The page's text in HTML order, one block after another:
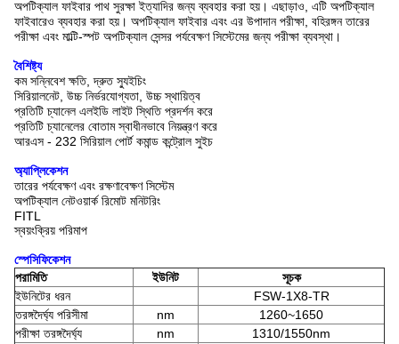
অপটিক্যাল ফাইবার পাথ সুরক্ষা ইত্যাদির জন্য ব্যবহার করা হয়। এছাড়াও, এটি অপটিক্যাল
ফাইবারেও ব্যবহার করা হয়। অপটিক্যাল ফাইবার এবং এর উপাদান পরীক্ষা, বহিরঙ্গন তারের
পরীক্ষা এবং মাল্টি-স্পট অপটিক্যাল সেন্সর পর্যবেক্ষণ সিস্টেমের জন্য পরীক্ষা ব্যবস্থা।
বৈশিষ্ট্য
কম সন্নিবেশ ক্ষতি, দ্রুত স্যুইচিং
সিরিয়ালনেট, উচ্চ নির্ভরযোগ্যতা, উচ্চ স্থায়িত্ব
প্রতিটি চ্যানেল এলইডি লাইট স্থিতি প্রদর্শন করে
প্রতিটি চ্যানেলের বোতাম স্বাধীনভাবে নিয়ন্ত্রণ করে
আরএস - 232 সিরিয়াল পোর্ট কমান্ড কন্ট্রোল সুইচ
অ্যাপ্লিকেশন
তারের পর্যবেক্ষণ এবং রক্ষণাবেক্ষণ সিস্টেম
অপটিক্যাল নেটওয়ার্ক রিমোট মনিটরিং
FITL
স্বয়ংক্রিয় পরিমাপ
স্পেসিফিকেশন
পরামিতি
ইউনিট
সূচক
ইউনিটের ধরন
FSW-1X8-TR
তরঙ্গদৈর্ঘ্য পরিসীমা
nm
1260~1650
পরীক্ষা তরঙ্গদৈর্ঘ্য
nm
1310/1550nm